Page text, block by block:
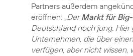
Partners außerdem
eröffnen: „DerMarkt für
Deutschland noch jung. Hier
Unternehmen, die über
verfügen, aber nicht wissen,